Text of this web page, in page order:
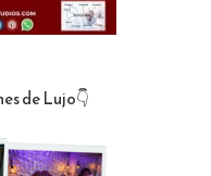
de Lujo👇